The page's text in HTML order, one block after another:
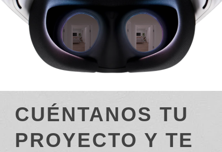
CUÉNTANOS TU
PROYECTO Y TE